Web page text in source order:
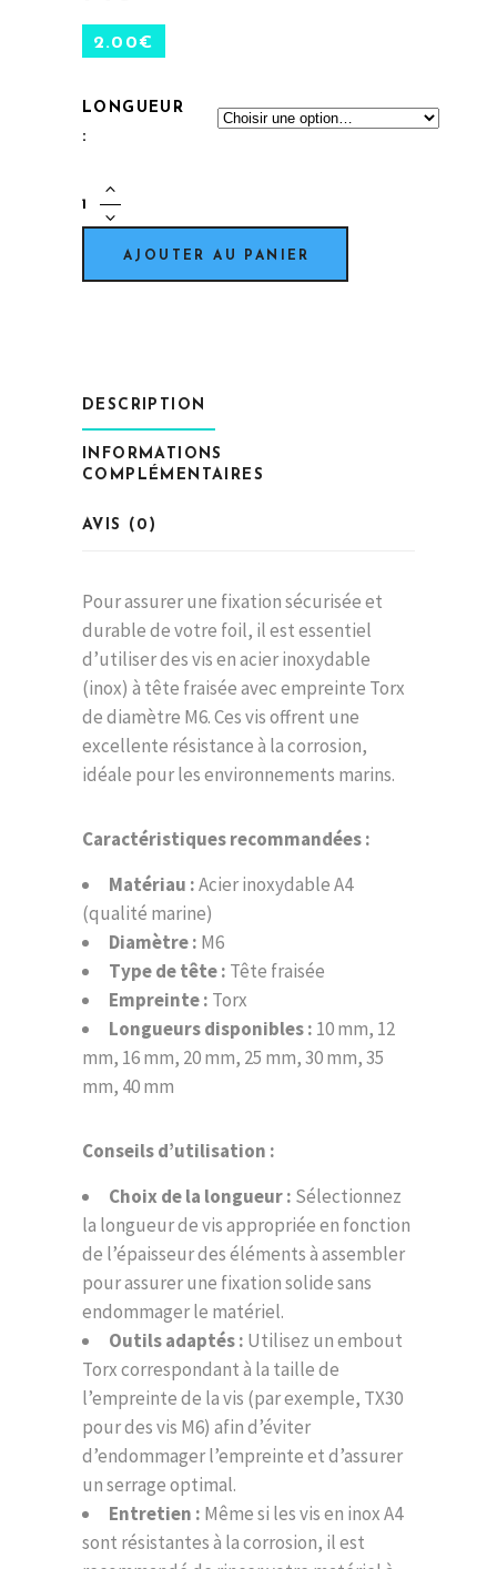
2.00€
LONGUEUR
VIS
-
Inox
M6
quantity
AJOUTER AU PANIER
DESCRIPTION
INFORMATIONS
COMPLÉMENTAIRES
AVIS (0)
Pour assurer une fixation sécurisée et
durable de votre foil, il est essentiel
d’utiliser des vis en acier inoxydable
(inox) à tête fraisée avec empreinte Torx
de diamètre M6. Ces vis offrent une
excellente résistance à la corrosion,
idéale pour les environnements marins.
Caractéristiques recommandées :
Matériau :Acier inoxydable A4
(qualité marine)
Diamètre : M6
Type de tête : Tête fraisée
Empreinte : Torx
Longueurs disponibles : 10 mm, 12
mm, 16 mm, 20 mm, 25 mm, 30 mm, 35
mm, 40 mm
Conseils d’utilisation :
Choix de la longueur : Sélectionnez
la longueur de vis appropriée en fonction
de l’épaisseur des éléments à assembler
pour assurer une fixation solide sans
endommager le matériel.
Outils adaptés : Utilisez un embout
Torx correspondant à la taille de
l’empreinte de la vis (par exemple, TX30
pour des vis M6) afin d’éviter
d’endommager l’empreinte et d’assurer
un serrage optimal.
Entretien : Même si les vis en inox A4
sont résistantes à la corrosion, il est